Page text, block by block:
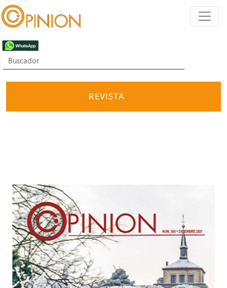
REVISTA